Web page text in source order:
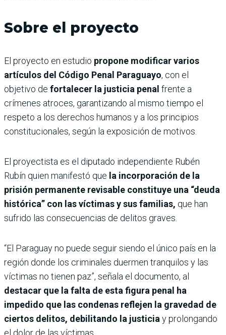
Sobre el proyecto
El proyecto en estudio propone modificar varios
artículos del Código Penal Paraguayo, con el
objetivo de fortalecer la justicia penal frente a
crímenes atroces, garantizando al mismo tiempo el
respeto a los derechos humanos y a los principios
constitucionales, según la exposición de motivos.
El proyectista es el diputado independiente Rubén
Rubín quien manifestó que la incorporación de la
prisión permanente revisable constituye una “deuda
histórica” con las víctimas y sus familias, que han
sufrido las consecuencias de delitos graves.
“El Paraguay no puede seguir siendo el único país en la
región donde los criminales duermen tranquilos y las
víctimas no tienen paz”, señala el documento, al
destacar que la falta de esta figura penal ha
impedido que las condenas reflejen la gravedad de
ciertos delitos, debilitando la justiciay prolongando